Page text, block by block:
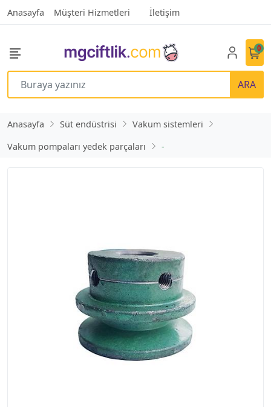
Anasayfa Müşteri Hizmetleri İletişim
ARA
0
Anasayfa Süt endüstrisi
Vakum sistemleri
Vakum pompaları yedek parçaları
-